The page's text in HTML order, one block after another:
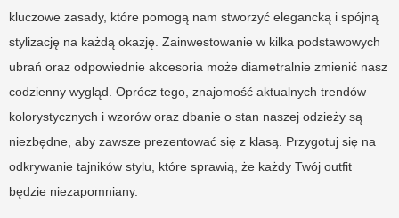
kluczowe zasady, które pomogą nam stworzyć elegancką i spójną
stylizację na każdą okazję. Zainwestowanie w kilka podstawowych
ubrań oraz odpowiednie akcesoria może diametralnie zmienić nasz
codzienny wygląd. Oprócz tego, znajomość aktualnych trendów
kolorystycznych i wzorów oraz dbanie o stan naszej odzieży są
niezbędne, aby zawsze prezentować się z klasą. Przygotuj się na
odkrywanie tajników stylu, które sprawią, że każdy Twój outfit
będzie niezapomniany.